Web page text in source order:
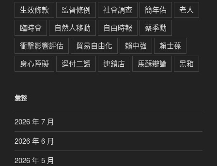
生效條款
監督條例 社會調查 簡年佑
老人
臨時會
自然人移動 自由時報
蔡季勳
衝擊影響評估
貿易自由化 賴中強
賴士葆
身心障礙
逕付二讀 連鎖店 馬蘇辯論 黑箱
彙整
2026 年 7 月
2026 年 6 月
2026 年 5 月